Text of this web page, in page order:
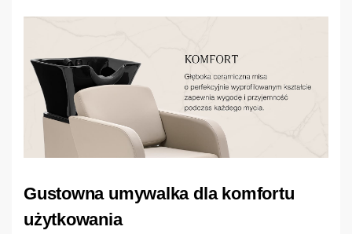
Gustowna umywalka dla komfortu
użytkowania